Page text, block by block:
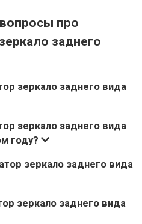
про
заднего
зеркало заднего вида
зеркало заднего вида
году?
зеркало заднего вида
зеркало заднего вида